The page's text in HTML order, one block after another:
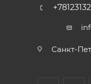
Санкт-